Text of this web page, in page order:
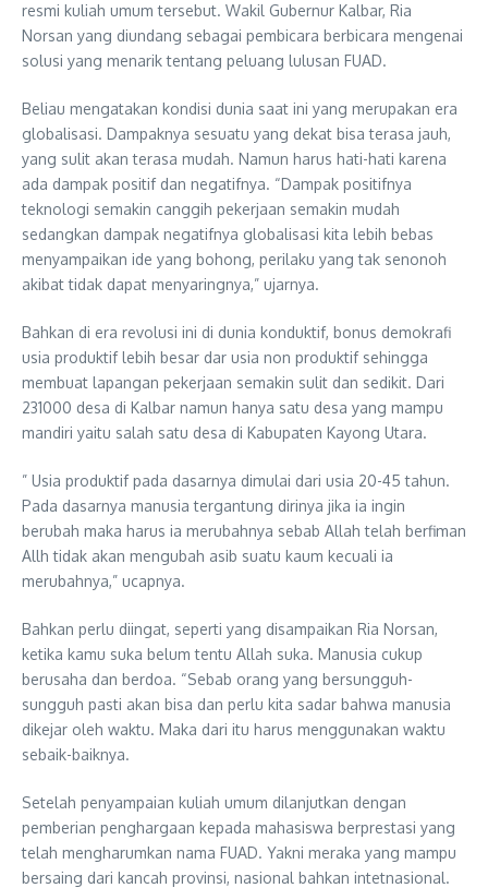
resmi kuliah umum tersebut. Wakil Gubernur Kalbar, Ria
Norsan yang diundang sebagai pembicara berbicara mengenai
solusi yang menarik tentang peluang lulusan FUAD.
Beliau mengatakan kondisi dunia saat ini yang merupakan era
globalisasi. Dampaknya sesuatu yang dekat bisa terasa jauh,
yang sulit akan terasa mudah. Namun harus hati-hati karena
ada dampak positif dan negatifnya. “Dampak positifnya
teknologi semakin canggih pekerjaan semakin mudah
sedangkan dampak negatifnya globalisasi kita lebih bebas
menyampaikan ide yang bohong, perilaku yang tak senonoh
akibat tidak dapat menyaringnya,” ujarnya.
Bahkan di era revolusi ini di dunia konduktif, bonus demokrafi
usia produktif lebih besar dar usia non produktif sehingga
membuat lapangan pekerjaan semakin sulit dan sedikit. Dari
231000 desa di Kalbar namun hanya satu desa yang mampu
mandiri yaitu salah satu desa di Kabupaten Kayong Utara.
” Usia produktif pada dasarnya dimulai dari usia 20-45 tahun.
Pada dasarnya manusia tergantung dirinya jika ia ingin
berubah maka harus ia merubahnya sebab Allah telah berfiman
Allh tidak akan mengubah asib suatu kaum kecuali ia
merubahnya,” ucapnya.
Bahkan perlu diingat, seperti yang disampaikan Ria Norsan,
ketika kamu suka belum tentu Allah suka. Manusia cukup
berusaha dan berdoa. “Sebab orang yang bersungguh-
sungguh pasti akan bisa dan perlu kita sadar bahwa manusia
dikejar oleh waktu. Maka dari itu harus menggunakan waktu
sebaik-baiknya.
Setelah penyampaian kuliah umum dilanjutkan dengan
pemberian penghargaan kepada mahasiswa berprestasi yang
telah mengharumkan nama FUAD. Yakni meraka yang mampu
bersaing dari kancah provinsi, nasional bahkan intetnasional.